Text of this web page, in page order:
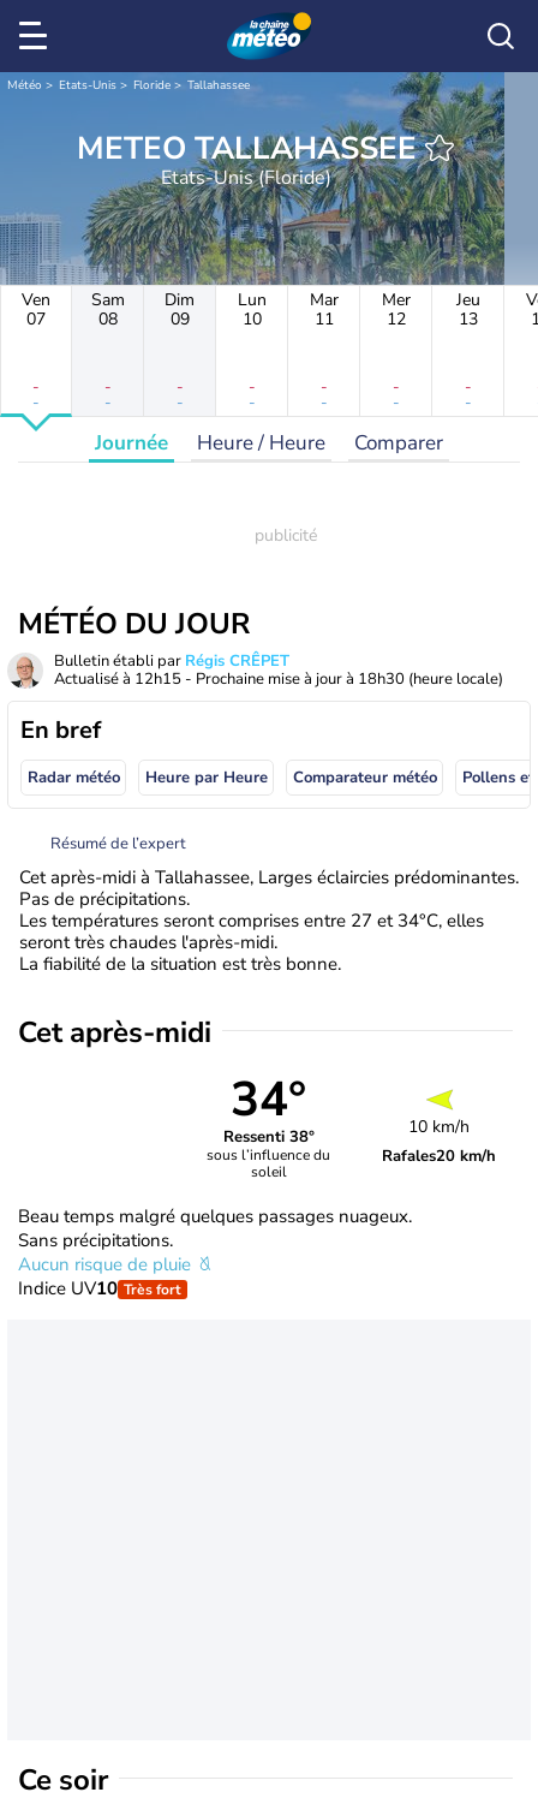
Météo Etats-Unis Floride Tallahassee
METEO TALLAHASSEE
Etats-Unis (Floride)
Ven
07
-
-
Sam
08
-
-
Dim
09
-
-
Lun
10
-
-
Mar
11
-
-
Mer
12
-
-
Jeu
13
-
-
Journée Heure / Heure Comparer
MÉTÉO DU JOUR
Bulletin établi par Régis CRÊPET
Actualisé à 12h15 - Prochaine mise à jour à 18h30 (heure locale)
En bref
Radar météo Heure par Heure Comparateur météo Pollens
Résumé de l’expert
Cet après-midi à Tallahassee, Larges éclaircies prédominantes.
Pas de précipitations.
Les températures seront comprises entre 27 et 34°C, elles
seront très chaudes l'après-midi.
La fiabilité de la situation est très bonne.
Cet après-midi
34°
Ressenti 38°
sous l’influence du
soleil
10 km/h
Rafales20 km/h
Beau temps malgré quelques passages nuageux.
Sans précipitations.
Aucun risque de pluie
Indice UV10 Très fort
Ce soir